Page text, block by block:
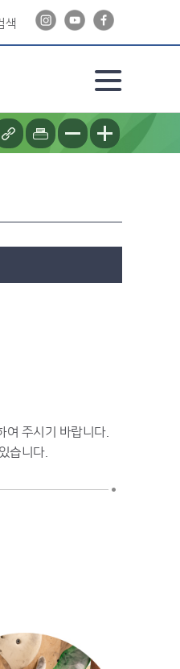
색
여 주시기 바랍니다.
습니다.